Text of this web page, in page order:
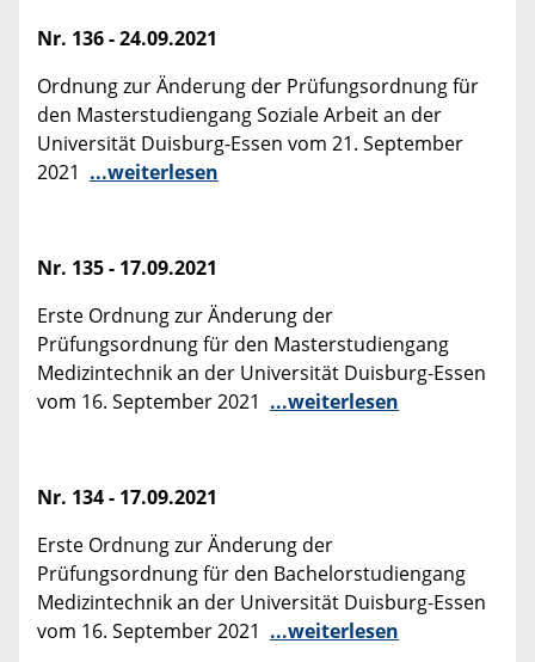
Nr. 136 - 24.09.2021
Ordnung zur Änderung der Prüfungsordnung für
den Masterstudiengang Soziale Arbeit an der
Universität Duisburg-Essen vom 21. September
2021 ...weiterlesen
Nr. 135 - 17.09.2021
Erste Ordnung zur Änderung der
Prüfungsordnung für den Masterstudiengang
Medizintechnik an der Universität Duisburg-Essen
vom 16. September 2021 ...weiterlesen
Nr. 134 - 17.09.2021
Erste Ordnung zur Änderung der
Prüfungsordnung für den Bachelorstudiengang
Medizintechnik an der Universität Duisburg-Essen
vom 16. September 2021 ...weiterlesen